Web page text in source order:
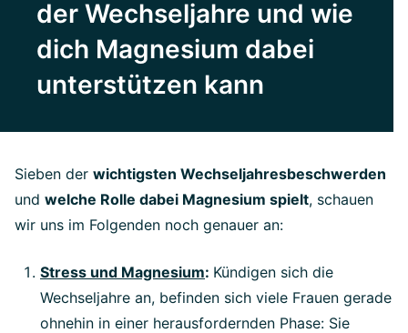
der Wechseljahre und wie
dich Magnesium dabei
unterstützen kann
Sieben der wichtigsten Wechseljahresbeschwerden
und welche Rolle dabei Magnesium spielt, schauen
wir uns im Folgenden noch genauer an:
Stress und Magnesium: Kündigen sich die
Wechseljahre an, befinden sich viele Frauen gerade
ohnehin in einer herausfordernden Phase: Sie